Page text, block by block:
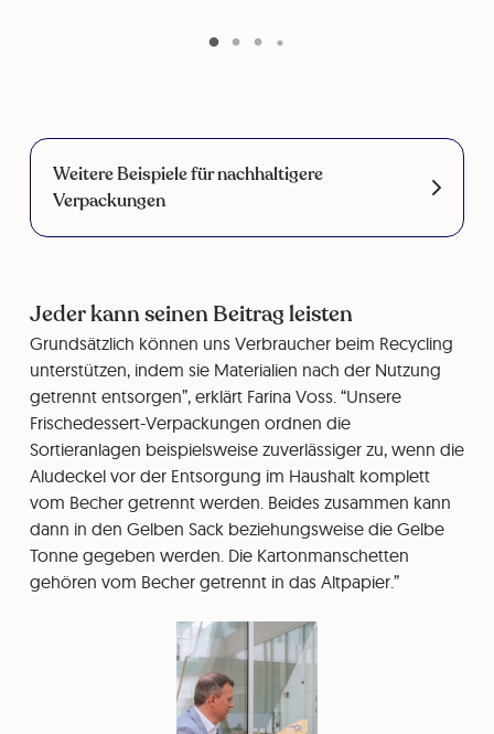
Weitere Beispiele für nachhaltigere
Verpackungen
Jeder kann seinen Beitrag leisten
Grundsätzlich können uns Verbraucher beim Recycling
unterstützen, indem sie Materialien nach der Nutzung
getrennt entsorgen”, erklärt Farina Voss. “Unsere
Frischedessert-Verpackungen ordnen die
Sortieranlagen beispielsweise zuverlässiger zu, wenn die
Aludeckel vor der Entsorgung im Haushalt komplett
vom Becher getrennt werden. Beides zusammen kann
dann in den Gelben Sack beziehungsweise die Gelbe
Tonne gegeben werden. Die Kartonmanschetten
gehören vom Becher getrennt in das Altpapier.”